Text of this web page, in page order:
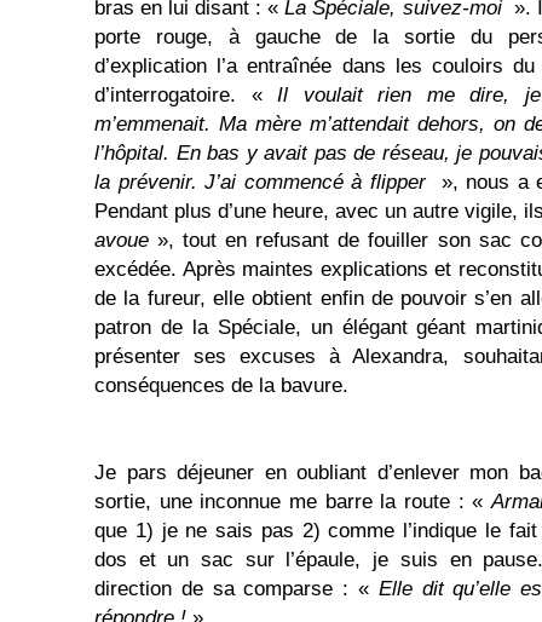
bras en lui disant : «La Spéciale, suivez-moi ».
porte rouge, à gauche de la sortie du
d’explication l’a entraînée dans les couloirs
d’interrogatoire. «Il voulait rien me dire,
m’emmenait. Ma mère m’attendait dehors,
l’hôpital. En bas y avait pas de réseau, je
la prévenir. J’ai commencé à flipper
», nous a
Pendant plus d’une heure, avec un autre vigile,
avoue », tout en refusant de fouiller son sac
excédée. Après maintes explications et
de la fureur, elle obtient enfin de pouvoir s’en
patron de la Spéciale, un élégant géant
présenter ses excuses à Alexandra,
conséquences de la bavure.
Je pars déjeuner en oubliant d’enlever mon
sortie, une inconnue me barre la route : «
que 1) je ne sais pas 2) comme l’indique le
dos et un sac sur l’épaule, je suis en
direction de sa comparse : « Elle dit qu’elle